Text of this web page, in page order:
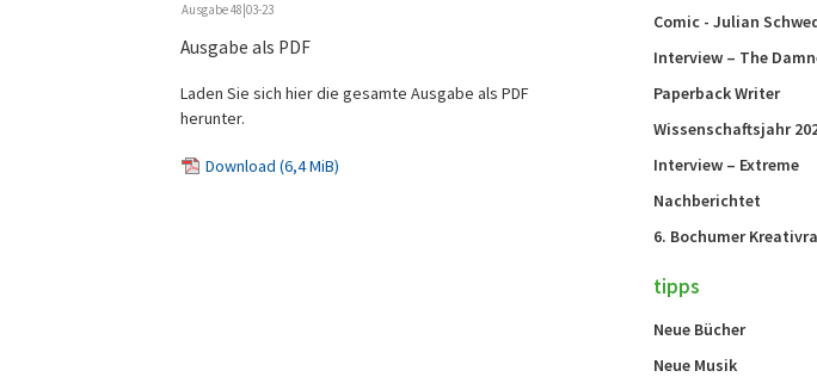
Ausgabe 48|03-23
Ausgabe als PDF
Laden Sie sich hier die gesamte Ausgabe als PDF
herunter.
Download(6,4 MiB)
Comic - Julian
Interview – The
Paperback Writer
Wissenschaftsjahr
Interview – Extreme
Nachberichtet
6. Bochumer
tipps
Neue Bücher
Neue Musik